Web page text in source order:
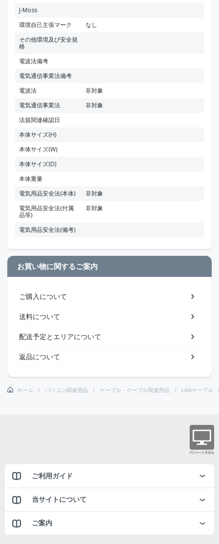
J-Moss
環境自己主張マーク
なし
その他環境及び安全規
格
電波法備考
電気通信事業法備考
電波法
非対象
電気通信事業法
非対象
法規関連確認日
本体サイズ(H)
本体サイズ(W)
本体サイズ(D)
本体重量
電気用品安全法(本体)
非対象
電気用品安全法(付属
品等)
非対象
電気用品安全法(備考)
お買い物に関するご案内
ご購入について
送料について
配送予定とエリアについて
返品について
ホーム パソコン関連用品 ケーブル・ケーブル関連用品 LANケーブル
ご利用ガイド
当サイトについて
ご案内